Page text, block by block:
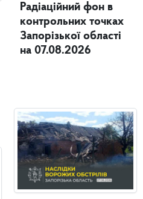
Радіаційний фон в
контрольних точках
Запорізької області
на 07.08.2026